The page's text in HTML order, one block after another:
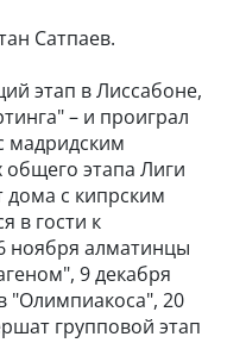
Сатпаев.
этап в Лиссабоне,
– и проиграл
мадридским
общего этапа Лиги
дома с кипрским
в гости к
ноября алматинцы
9 декабря
"Олимпиакоса", 20
групповой этап